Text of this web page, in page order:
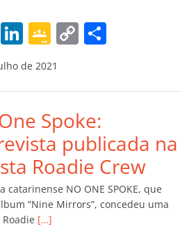
m
W Li
n
k
e
dI
n
G
o
o
gl
e
Cl
a
ss
ro
o
C
o
y
Li
n
k
p
til
h
ar
de 2021
Spoke:
publicada na
Roadie Crew
catarinense NO ONE SPOKE, que
“Nine Mirrors”, concedeu uma
[…]